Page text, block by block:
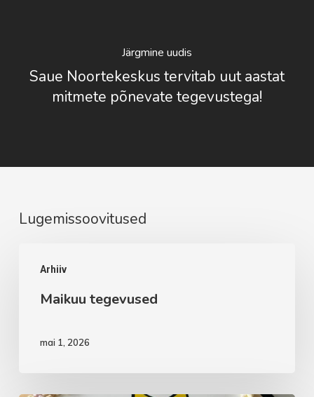
Järgmine uudis
Saue Noortekeskus tervitab uut aastat
mitmete põnevate tegevustega!
Lugemissoovitused
Arhiiv
tegevused
Maikuu tegevused
mai 1, 2026